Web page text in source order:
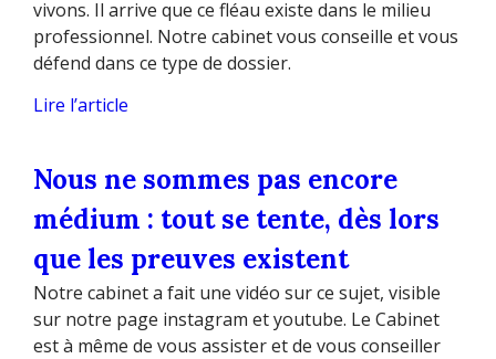
vivons. Il arrive que ce fléau existe dans le milieu
professionnel. Notre cabinet vous conseille et vous
défend dans ce type de dossier.
Lire l’article
Nous ne sommes pas encore
médium : tout se tente, dès lors
que les preuves existent
Notre cabinet a fait une vidéo sur ce sujet, visible
sur notre page instagram et youtube. Le Cabinet
est à même de vous assister et de vous conseiller